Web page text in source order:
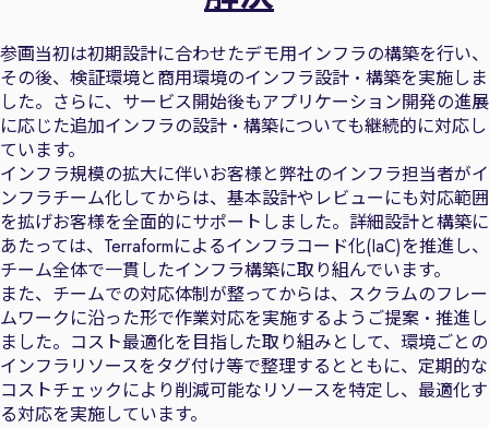
参画当初は初期設計に合わせたデモ用インフラの構築を行い、
その後、検証環境と商用環境のインフラ設計・構築を実施しま
した。さらに、サービス開始後もアプリケーション開発の進展
に応じた追加インフラの設計・構築についても継続的に対応し
ています。
インフラ規模の拡大に伴いお客様と弊社のインフラ担当者がイ
ンフラチーム化してからは、基本設計やレビューにも対応範囲
を拡げお客様を全面的にサポートしました。詳細設計と構築に
あたっては、Terraformによるインフラコード化(IaC)を推進し、
チーム全体で一貫したインフラ構築に取り組んでいます。
また、チームでの対応体制が整ってからは、スクラムのフレー
ムワークに沿った形で作業対応を実施するようご提案・推進し
ました。コスト最適化を目指した取り組みとして、環境ごとの
インフラリソースをタグ付け等で整理するとともに、定期的な
コストチェックにより削減可能なリソースを特定し、最適化す
る対応を実施しています。